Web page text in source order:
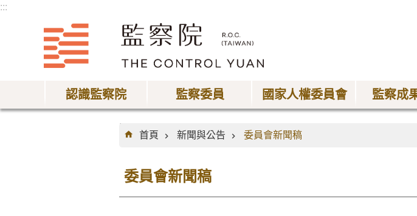
:::
認識監察院 監察委員 國家人權委員會 監察成
:::
首頁
新聞與公告 委員會新聞稿
委員會新聞稿